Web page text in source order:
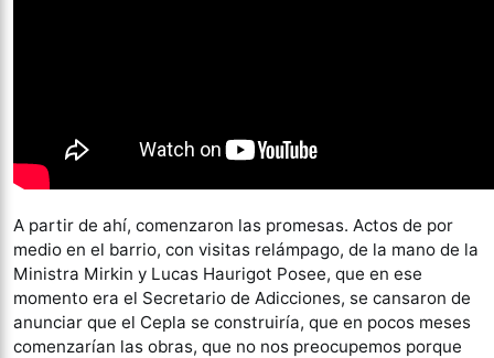
A partir de ahí, comenzaron las promesas. Actos de por
medio en el barrio, con visitas relámpago, de la mano de la
Ministra Mirkin y Lucas Haurigot Posee, que en ese
momento era el Secretario de Adicciones, se cansaron de
anunciar que el Cepla se construiría, que en pocos meses
comenzarían las obras, que no nos preocupemos porque